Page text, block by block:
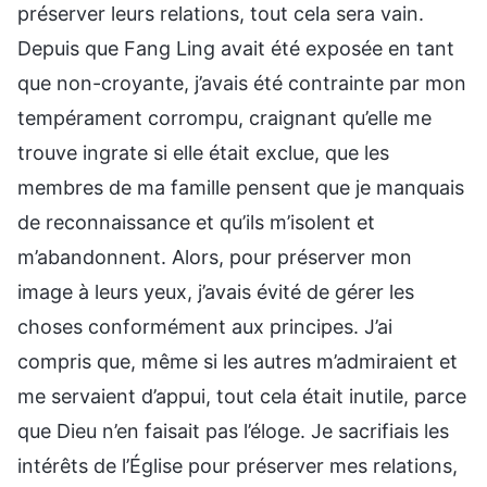
préserver leurs relations, tout cela sera vain.
Depuis que Fang Ling avait été exposée en tant
que non-croyante, j’avais été contrainte par mon
tempérament corrompu, craignant qu’elle me
trouve ingrate si elle était exclue, que les
membres de ma famille pensent que je manquais
de reconnaissance et qu’ils m’isolent et
m’abandonnent. Alors, pour préserver mon
image à leurs yeux, j’avais évité de gérer les
choses conformément aux principes. J’ai
compris que, même si les autres m’admiraient et
me servaient d’appui, tout cela était inutile, parce
que Dieu n’en faisait pas l’éloge. Je sacrifiais les
intérêts de l’Église pour préserver mes relations,